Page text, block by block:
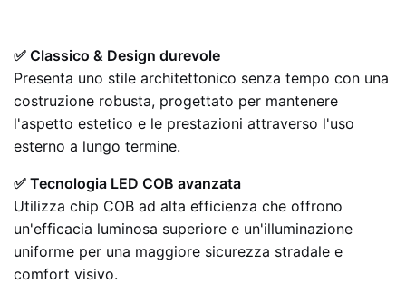
✅ Classico & Design durevole
Presenta uno stile architettonico senza tempo con una
costruzione robusta, progettato per mantenere
l'aspetto estetico e le prestazioni attraverso l'uso
esterno a lungo termine.
✅ Tecnologia LED COB avanzata
Utilizza chip COB ad alta efficienza che offrono
un'efficacia luminosa superiore e un'illuminazione
uniforme per una maggiore sicurezza stradale e
comfort visivo.